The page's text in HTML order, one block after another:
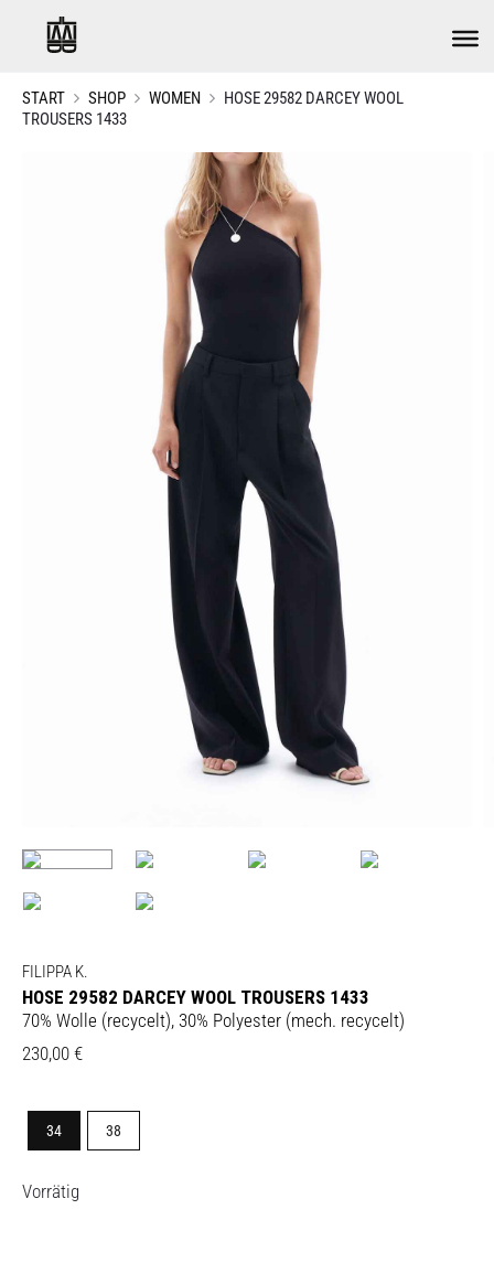
START SHOP WOMEN
HOSE 29582 DARCEY WOOL
TROUSERS 1433
FILIPPA K.
HOSE 29582 DARCEY WOOL TROUSERS 1433
70% Wolle (recycelt), 30% Polyester (mech. recycelt)
230,00 €
34 38
Vorrätig